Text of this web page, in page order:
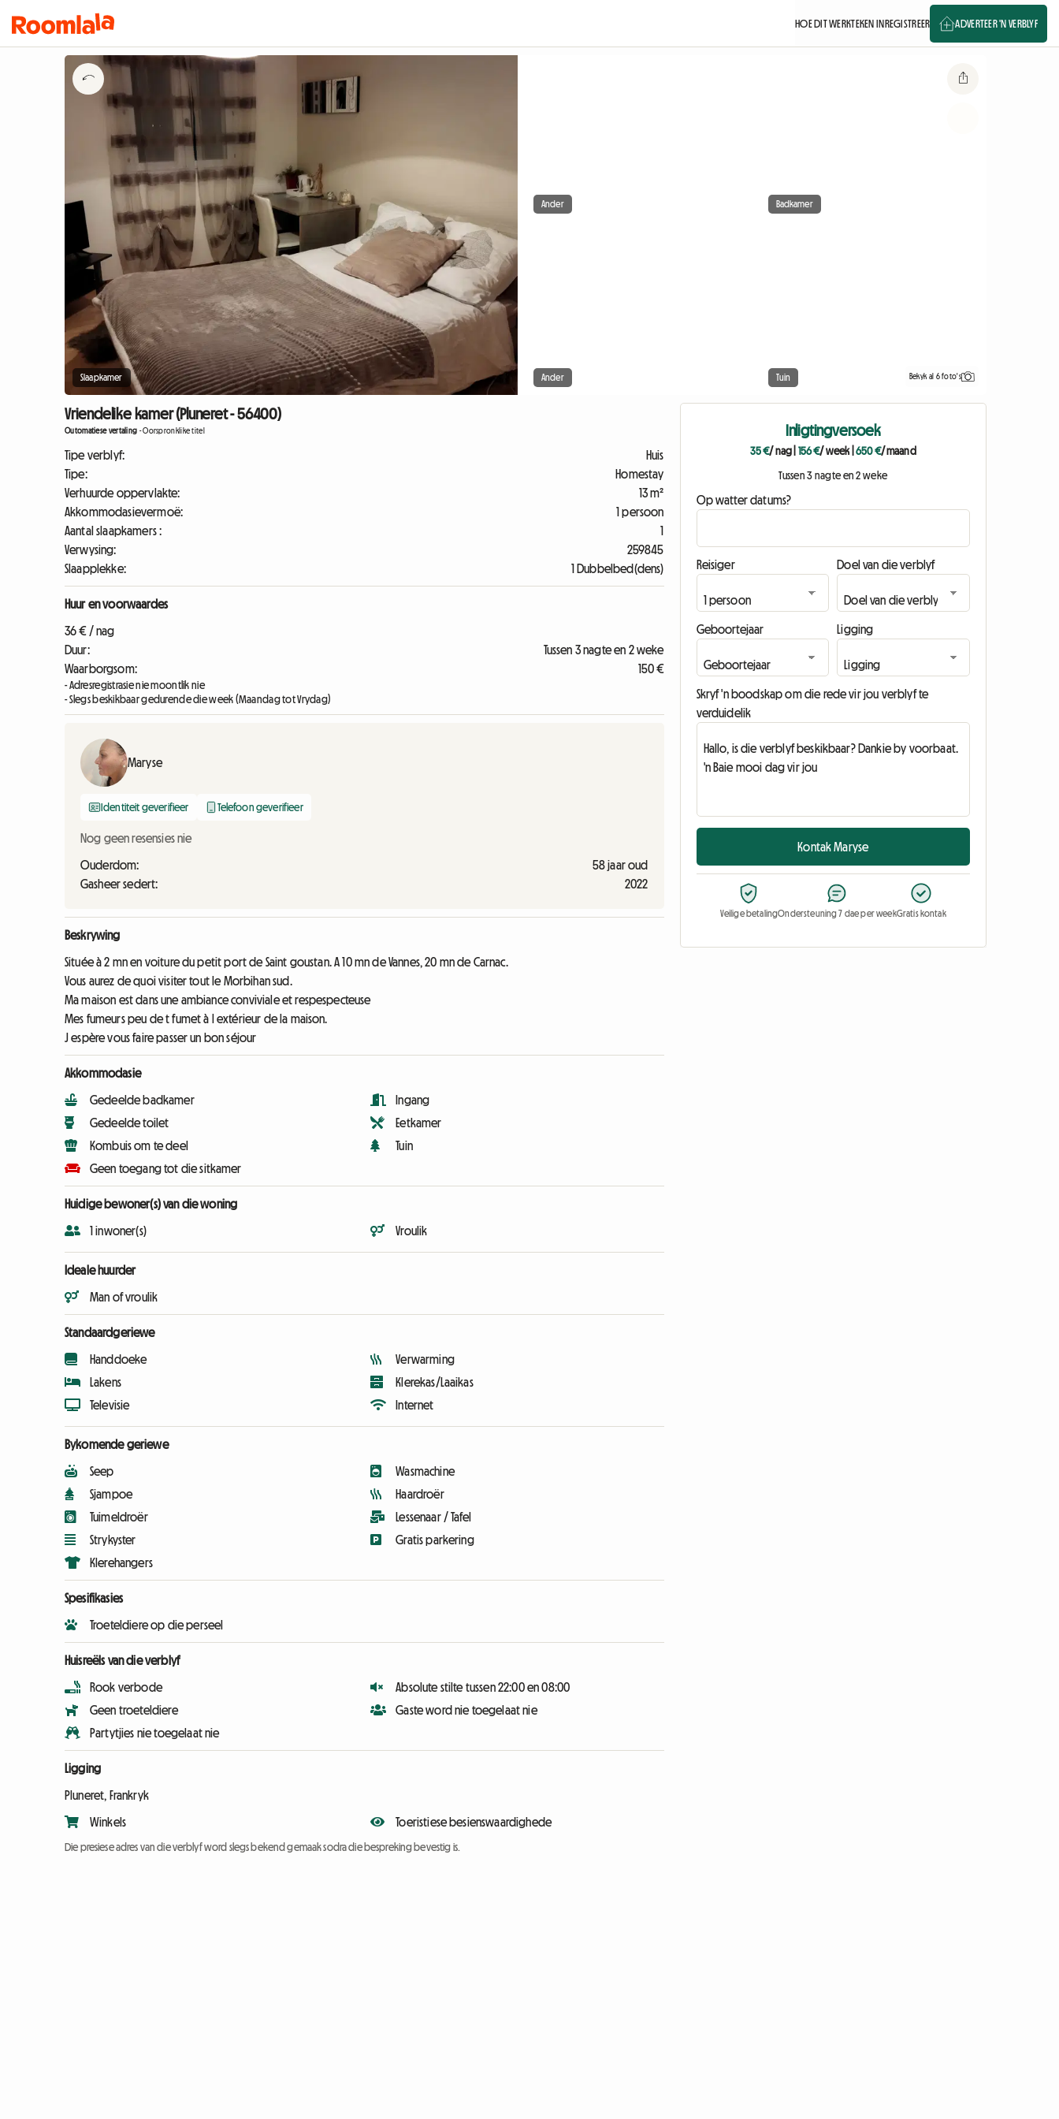
HOE DIT WERKTEKEN INREGISTREER ADVERTEER 'N VERBLYF
Slaapkamer
Ander Badkamer
Ander Tuin Bekyk al 6 foto's
Vriendelike kamer (Pluneret - 56400)
Outomatiese vertaling -Oorspronklike titel
Tipe verblyf:
Huis
Tipe:
Homestay
Verhuurde oppervlakte:
13 m²
Akkommodasievermoë:
1 persoon
Aantal slaapkamers :
1
Verwysing:
259845
Slaapplekke:
1 Dubbelbed(dens)
Huur en voorwaardes
36 € / nag
Duur:
Tussen 3 nagte en 2 weke
Waarborgsom:
150 €
- Adresregistrasie nie moontlik nie
- Slegs beskikbaar gedurende die week (Maandag tot Vrydag)
Maryse
Identiteit geverifieer Telefoon geverifieer
Nog geen resensies nie
Ouderdom:
58 jaar oud
Gasheer sedert:
2022
Beskrywing
Située à 2 mn en voiture du petit port de Saint goustan. A 10 mn de Vannes, 20 mn de Carnac.
Vous aurez de quoi visiter tout le Morbihan sud.
Ma maison est dans une ambiance conviviale et respespecteuse
Mes fumeurs peu de t fumet à l extérieur de la maison.
J espère vous faire passer un bon séjour
Akkommodasie
Gedeelde badkamer
Gedeelde toilet
Kombuis om te deel
Geen toegang tot die sitkamer
Ingang
Eetkamer
Tuin
Huidige bewoner(s) van die woning
1 inwoner(s) Vroulik
Ideale huurder
Man of vroulik
Standaardgeriewe
Handdoeke
Lakens
Televisie
Verwarming
Klerekas/Laaikas
Internet
Bykomende geriewe
Seep
Sjampoe
Tuimeldroër
Strykyster
Klerehangers
Wasmachine
Haardroër
Lessenaar / Tafel
Gratis parkering
Spesifikasies
Troeteldiere op die perseel
Huisreëls van die verblyf
Rook verbode
Geen troeteldiere
Partytjies nie toegelaat nie
Absolute stilte tussen 22:00 en 08:00
Gaste word nie toegelaat nie
Ligging
Pluneret, Frankryk
Winkels Toeristiese besienswaardighede
Die presiese adres van die verblyf word slegs bekend gemaak sodra die bespreking bevestig is.
Inligtingversoek
35 €/ nag 156 €/ week| 650 €/ maand
Tussen 3 nagte en 2 weke
Op watter datums?
Reisiger Doel van die verblyf
Geboortejaar Ligging
Skryf 'n boodskap om die rede vir jou verblyf te
verduidelik
Kontak Maryse
Veilige betalingOndersteuning 7 dae per weekGratis kontak